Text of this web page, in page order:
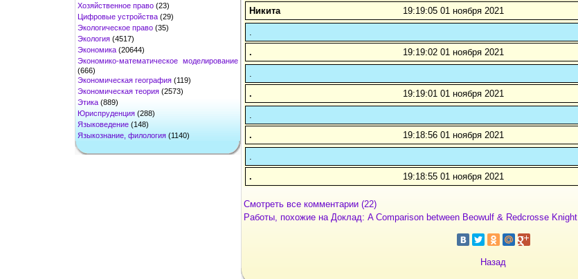
Хозяйственное право (23)
Цифровые устройства (29)
Экологическое право (35)
Экология (4517)
Экономика (20644)
Экономико-математическое моделирование
(666)
Экономическая география (119)
Экономическая теория (2573)
Этика (889)
Юриспруденция (288)
Языковедение (148)
Языкознание, филология (1140)
Никита
19:19:05 01 ноября 2021
.
.
19:19:02 01 ноября 2021
.
.
19:19:01 01 ноября 2021
.
.
19:18:56 01 ноября 2021
.
.
19:18:55 01 ноября 2021
Смотреть все комментарии (22)
Работы, похожие на Доклад: A Comparison between Beowulf & Redcrosse Knight
Назад